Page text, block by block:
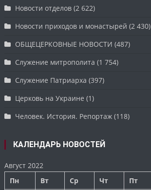
Новости отделов (2 622)
Новости приходов и монастырей (2 430)
ОБЩЕЦЕРКОВНЫЕ НОВОСТИ (487)
Служение митрополита (1 754)
Служение Патриарха (397)
Церковь на Украине (1)
Человек. История. Репортаж (118)
КАЛЕНДАРЬ НОВОСТЕЙ
Август 2022
Пн
Вт Ср Чт Пт